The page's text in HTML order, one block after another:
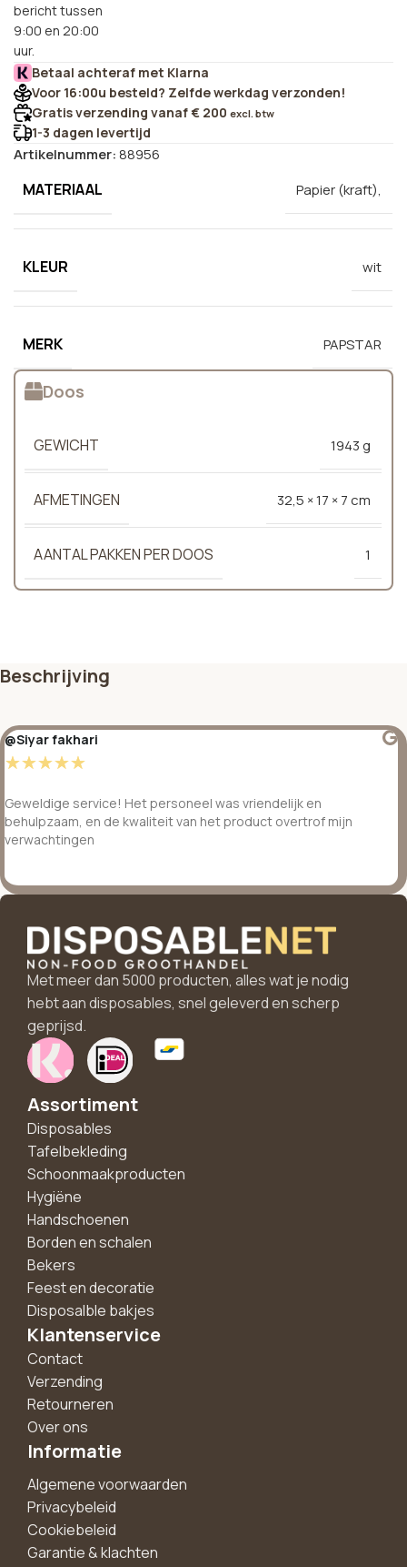
bericht tussen
9:00 en 20:00
uur.
Betaal achteraf met Klarna
Voor 16:00u besteld? Zelfde werkdag verzonden!
Gratis verzending vanaf € 200 excl. btw
1-3 dagen levertijd
Artikelnummer:88956
MATERIAAL Papier (kraft),
KLEUR wit
MERK PAPSTAR
Doos
GEWICHT 1943 g
AFMETINGEN 32,5 × 17 × 7 cm
AANTAL PAKKEN PER DOOS 1
Beschrijving
@Siyar fakhari
☆☆☆☆☆
Geweldige service! Het personeel was vriendelijk en
behulpzaam, en de kwaliteit van het product overtrof mijn
verwachtingen
Met meer dan 5000 producten, alles wat je nodig
hebt aan disposables, snel geleverd en scherp
geprijsd.
Assortiment
Disposables
Tafelbekleding
Schoonmaakproducten
Hygiëne
Handschoenen
Borden en schalen
Bekers
Feest en decoratie
Disposalble bakjes
Klantenservice
Contact
Verzending
Retourneren
Over ons
Informatie
Algemene voorwaarden
Privacybeleid
Cookiebeleid
Garantie & klachten